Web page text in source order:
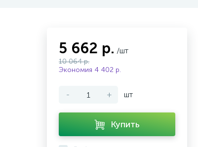
5 662 р. /шт
10 064 р.
Экономия 4 402 р.
- + шт
Купить